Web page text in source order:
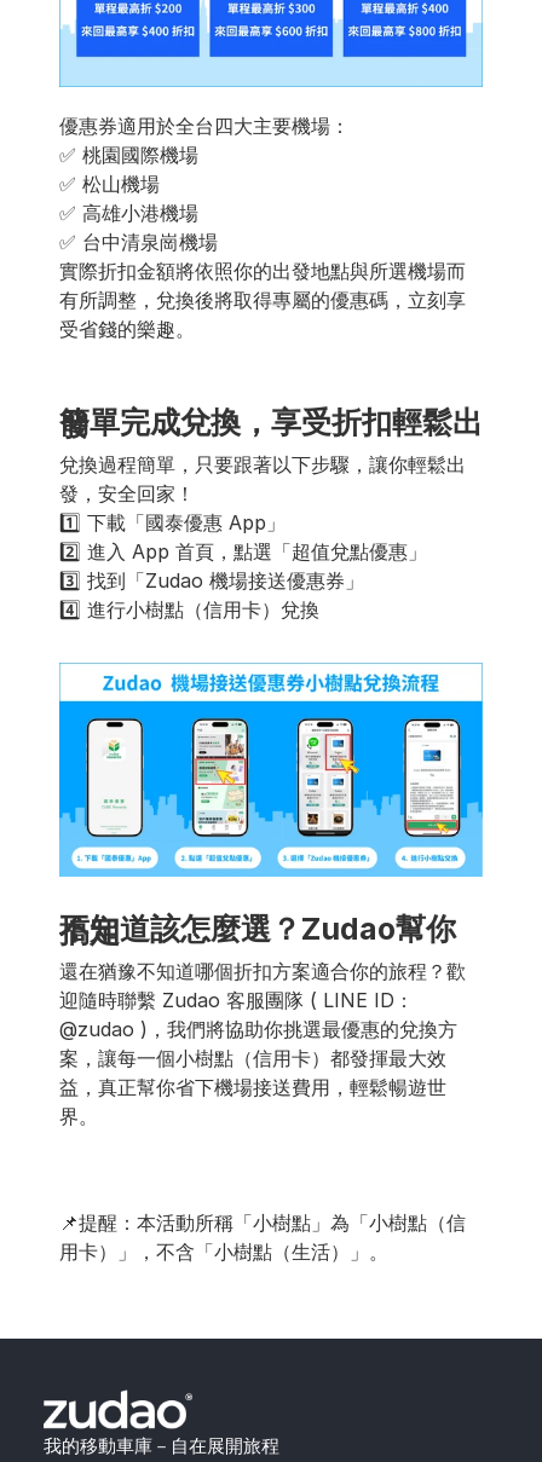
優惠券適用於全台四大主要機場：
✅ 桃園國際機場
✅ 松山機場
✅ 高雄小港機場
✅ 台中清泉崗機場
實際折扣金額將依照你的出發地點與所選機場而
有所調整，兌換後將取得專屬的優惠碼，立刻享
受省錢的樂趣。
簡單完成兌換，享受折扣輕鬆出發
兌換過程簡單，只要跟著以下步驟，讓你輕鬆出
發，安全回家！
1️⃣ 下載「國泰優惠 App」
2️⃣ 進入 App 首頁，點選「超值兌點優惠」
3️⃣ 找到「Zudao 機場接送優惠券」
4️⃣ 進行小樹點（信用卡）兌換
不知道該怎麼選？Zudao幫你搞定
還在猶豫不知道哪個折扣方案適合你的旅程？歡
迎隨時聯繫 Zudao 客服團隊 ( LINE ID：
@zudao )，我們將協助你挑選最優惠的兌換方
案，讓每一個小樹點（信用卡）都發揮最大效
益，真正幫你省下機場接送費用，輕鬆暢遊世
界。
📌提醒：本活動所稱「小樹點」為「小樹點（信
用卡）」，不含「小樹點（生活）」。
我的移動車庫－自在展開旅程